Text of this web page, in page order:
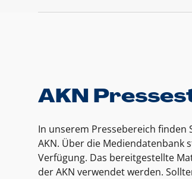
AKN
In unserem Pressebereich
AKN. Über die Mediendatenbank
Verfügung. Das bereitgestellte
der AKN verwendet werden.